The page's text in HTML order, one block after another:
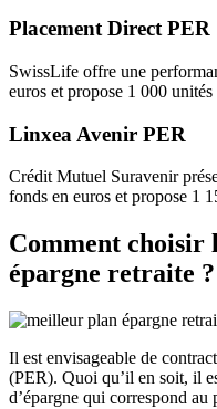
Placement Direct PER
SwissLife offre une
euros et propose 1 000 unités
Linxea Avenir PER
Crédit Mutuel Suravenir
fonds en euros et propose 1
Comment choisir
épargne retraite ?
Il est envisageable de
(PER). Quoi qu’il en soit, il
d’épargne qui correspond